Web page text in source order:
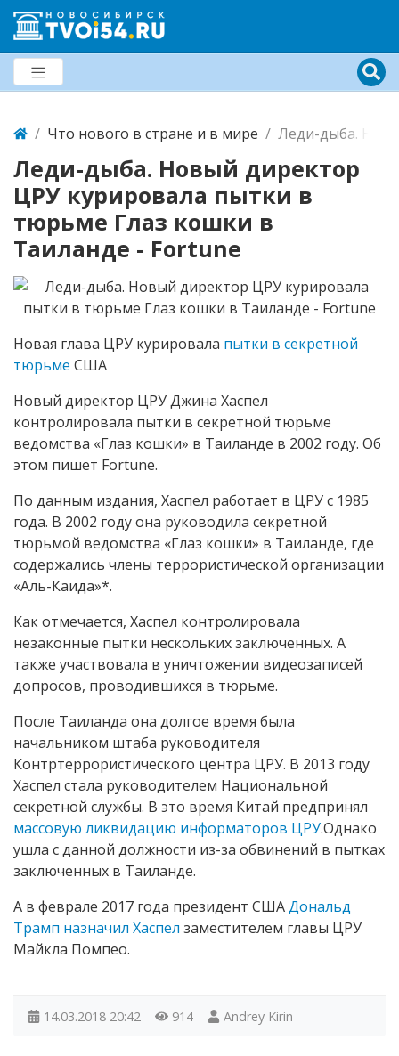
Что нового в стране и в мире Леди-дыба.
Леди-дыба. Новый директор
ЦРУ курировала пытки в
тюрьме Глаз кошки в
Таиланде - Fortune
Новая глава ЦРУ курировала пытки в секретной
тюрьме США
Новый директор ЦРУ Джина Хаспел
контролировала пытки в секретной тюрьме
ведомства «Глаз кошки» в Таиланде в 2002 году. Об
этом пишет Fortune.
По данным издания, Хаспел работает в ЦРУ с 1985
года. В 2002 году она руководила секретной
тюрьмой ведомства «Глаз кошки» в Таиланде, где
содержались члены террористической организации
«Аль-Каида»*.
Как отмечается, Хаспел контролировала
незаконные пытки нескольких заключенных. А
также участвовала в уничтожении видеозаписей
допросов, проводившихся в тюрьме.
После Таиланда она долгое время была
начальником штаба руководителя
Контртеррористического центра ЦРУ. В 2013 году
Хаспел стала руководителем Национальной
секретной службы. В это время Китай предпринял
массовую ликвидацию информаторов ЦРУ.Однако
ушла с данной должности из-за обвинений в пытках
заключенных в Таиланде.
А в феврале 2017 года президент СШАДональд
Трамп назначил Хаспел заместителем главы ЦРУ
Майкла Помпео.
14.03.2018 20:42 914 Andrey Kirin